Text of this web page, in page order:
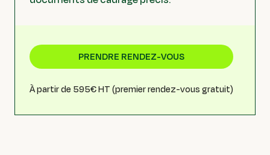
PRENDRE RENDEZ-VOUS
À partir de 595€ HT (premier rendez-vous gratuit)